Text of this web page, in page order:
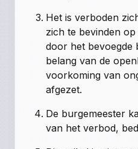
Het is verboden
zich te bevinden
door het bevoegde
belang van de
voorkoming van
afgezet.
De burgemeester
van het verbod,